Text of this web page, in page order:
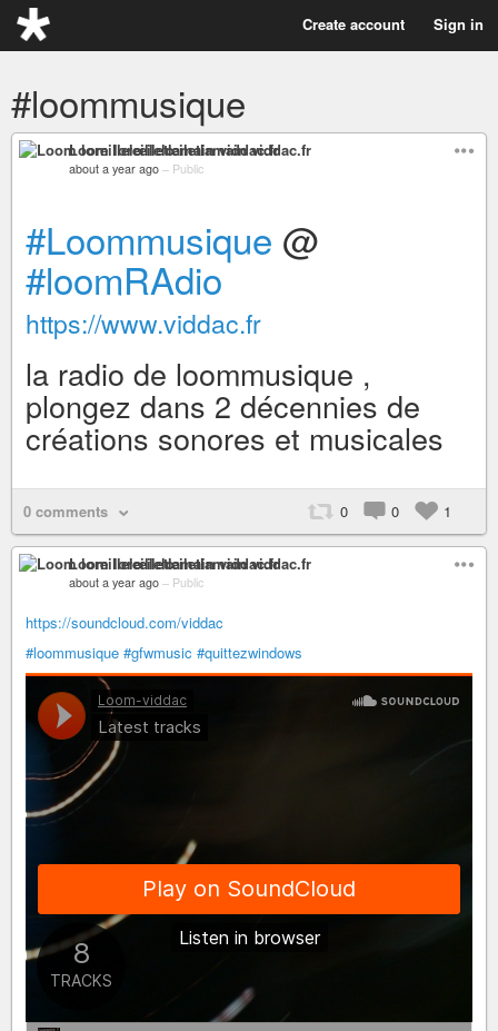
Create account Sign in
#loommusique
Loom loreillelœiletlamain viddac.fr
about a year ago – Public
#Loommusique @
#loomRAdio
https://www.viddac.fr
la radio de loommusique ,
plongez dans 2 décennies de
créations sonores et musicales
0 comments 0 0 1
Loom loreillelœiletlamain viddac.fr
about a year ago – Public
https://soundcloud.com/viddac
#loommusique #gfwmusic #quittezwindows